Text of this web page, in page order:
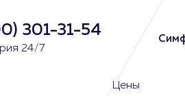
301-31-54
24/7
Цены